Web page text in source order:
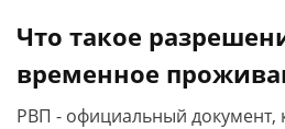
Что такое
временное
РВП - официальный документ,